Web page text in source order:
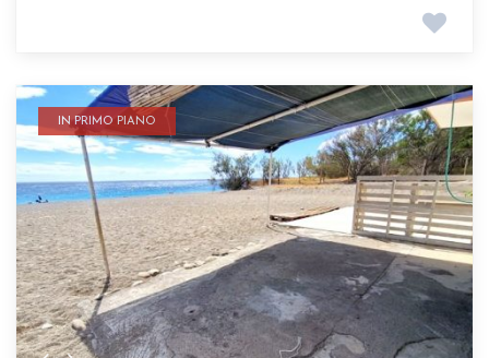
IN PRIMO PIANO